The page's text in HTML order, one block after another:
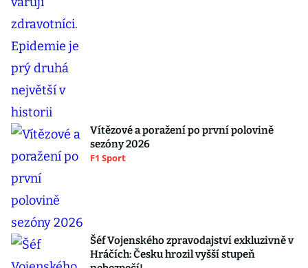
Vítězové a poražení po první polovině
sezóny 2026
F1 Sport
Šéf Vojenského zpravodajství exkluzivně v
Hráčích: Česku hrozil vyšší stupeň